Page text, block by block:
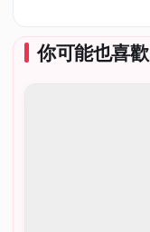
你可能也喜歡